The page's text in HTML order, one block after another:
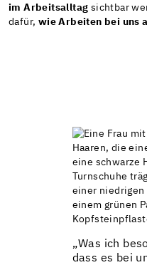
im Arbeitsalltag sichtbar
dafür, wie Arbeiten bei uns
„Was ich
dass es bei